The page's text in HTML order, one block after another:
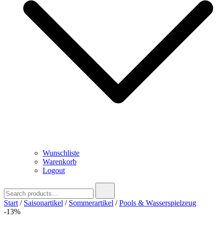
Wunschliste
Warenkorb
Logout
for:
Start / Saisonartikel / Sommerartikel /Pools & Wasserspielzeug
-13%